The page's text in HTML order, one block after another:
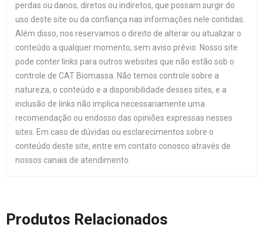
perdas ou danos, diretos ou indiretos, que possam surgir do
uso deste site ou da confiança nas informações nele contidas.
Além disso, nos reservamos o direito de alterar ou atualizar o
conteúdo a qualquer momento, sem aviso prévio. Nosso site
pode conter links para outros websites que não estão sob o
controle de CAT Biomassa. Não temos controle sobre a
natureza, o conteúdo e a disponibilidade desses sites, e a
inclusão de links não implica necessariamente uma
recomendação ou endosso das opiniões expressas nesses
sites. Em caso de dúvidas ou esclarecimentos sobre o
conteúdo deste site, entre em contato conosco através de
nossos canais de atendimento.
Produtos Relacionados